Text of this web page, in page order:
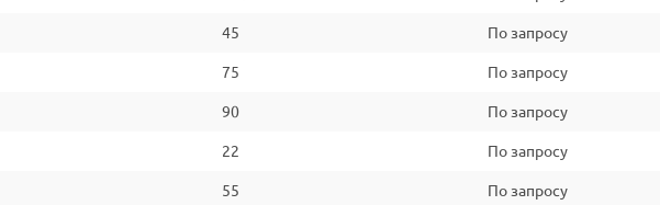
45 По запросу
75 По запросу
90 По запросу
22 По запросу
55 По запросу